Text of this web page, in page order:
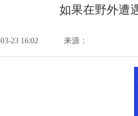
如果在野外遭
23 16:02 来源：